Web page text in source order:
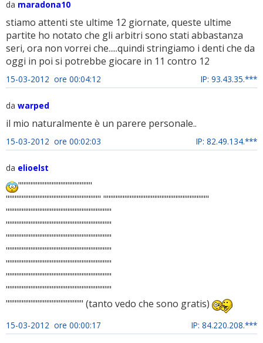
da maradona10
stiamo attenti ste ultime 12 giornate, queste ultime
partite ho notato che gli arbitri sono stati abbastanza
seri, ora non vorrei che.....quindi stringiamo i denti che da
oggi in poi si potrebbe giocare in 11 contro 12
15-03-2012 ore 00:04:12 IP: 93.43.35.***
da warped
il mio naturalmente è un parere personale..
15-03-2012 ore 00:02:03 IP: 82.49.134.***
da elioelst
"""""""""""""""""""""
""""""""""""""""""""""""""" """"""""""""""""""""""""""""""
""""""""""""""""""""""""""""""
""""""""""""""""""""""""""""""
""""""""""""""""""""""""""""""
""""""""""""""""""""""""""""""
""""""""""""""""""""""""""""""
""""""""""""""""""""""""""""""
""""""""""""""""""""""""""""""
"""""""""""""""""""""" (tanto vedo che sono gratis)
15-03-2012 ore 00:00:17 IP: 84.220.208.***